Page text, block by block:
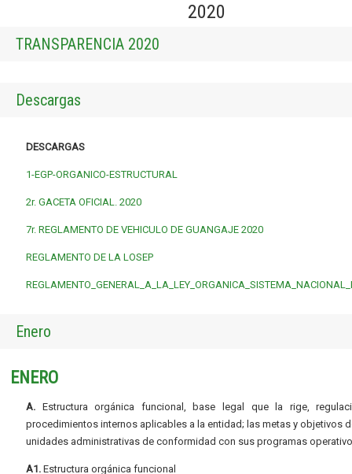
2020
TRANSPARENCIA 2020
Descargas
DESCARGAS
1-EGP-ORGANICO-ESTRUCTURAL
2r. GACETA OFICIAL. 2020
7r. REGLAMENTO DE VEHICULO DE GUANGAJE 2020
REGLAMENTO DE LA LOSEP
Enero
ENERO
A. Estructura orgánica funcional, base legal que la rige,
procedimientos internos aplicables a la entidad; las metas y objetivos
unidades administrativas de conformidad con sus programas
A1. Estructura orgánica funcional